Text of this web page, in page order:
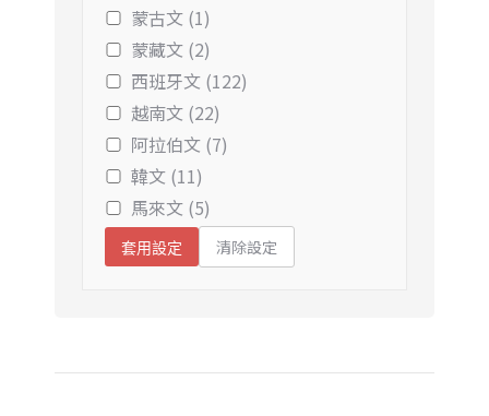
蒙古文 (1)
蒙藏文 (2)
西班牙文 (122)
越南文 (22)
阿拉伯文 (7)
韓文 (11)
馬來文 (5)
套用設定 清除設定